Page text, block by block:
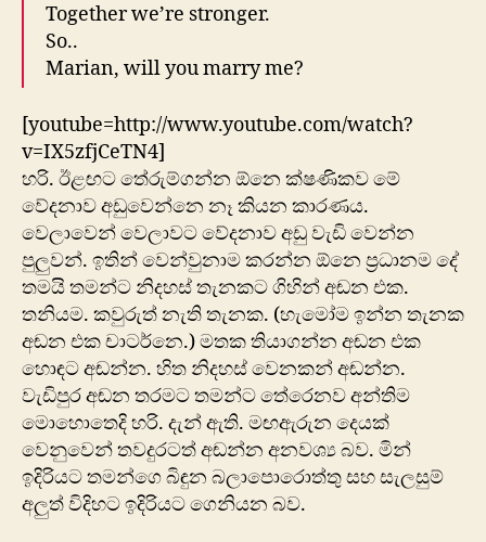
Together we’re stronger.
So..
Marian, will you marry me?
[youtube=http://www.youtube.com/watch?
v=IX5zfjCeTN4]
හරි. ඊළඟට තේරුම්ගන්න ඕනෙ ක්ෂණිකව මේ
වේදනාව අඩුවෙන්නෙ නෑ කියන කාරණය.
වෙලාවෙන් වෙලාවට වේදනාව අඩු වැඩි වෙන්න
පුලුවන්. ඉතින් වෙන්වුනාම කරන්න ඕනෙ ප්‍රධානම දේ
තමයි තමන්ට නිදහස් තැනකට ගිහින් අඬන එක.
තනියම. කවුරුත් නැති තැනක. (හැමෝම ඉන්න තැනක
අඬන එක චාටර්නෙ.) මතක තියාගන්න අඬන එක
හොඳට අඬන්න. හිත නිදහස් වෙනකන් අඬන්න.
වැඩිපුර අඬන තරමට තමන්ට තේරෙනව අන්තිම
මොහොතෙදි හරි. දැන් ඇති. මඟඇරුන දෙයක්
වෙනුවෙන් තවදුරටත් අඬන්න අනවශ්‍ය බව. මින්
ඉදිරියට තමන්ගෙ බිඳුන බලාපොරොත්තු සහ සැලසුම්
අලුත් විදිහට ඉදිරියට ගෙනියන බව.